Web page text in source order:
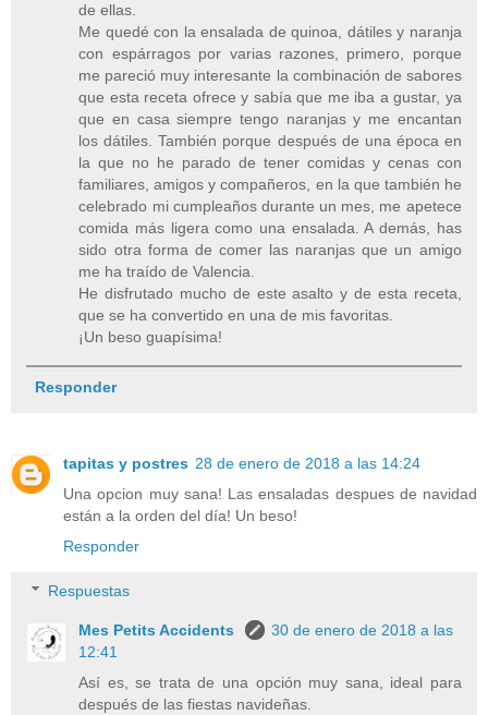
de ellas.
Me quedé con la ensalada de quinoa, dátiles y naranja
con espárragos por varias razones, primero, porque
me pareció muy interesante la combinación de sabores
que esta receta ofrece y sabía que me iba a gustar, ya
que en casa siempre tengo naranjas y me encantan
los dátiles. También porque después de una época en
la que no he parado de tener comidas y cenas con
familiares, amigos y compañeros, en la que también he
celebrado mi cumpleaños durante un mes, me apetece
comida más ligera como una ensalada. A demás, has
sido otra forma de comer las naranjas que un amigo
me ha traído de Valencia.
He disfrutado mucho de este asalto y de esta receta,
que se ha convertido en una de mis favoritas.
¡Un beso guapísima!
Responder
tapitas y postres 28 de enero de 2018 a las 14:24
Una opcion muy sana! Las ensaladas despues de navidad
están a la orden del día! Un beso!
Responder
Respuestas
Mes Petits Accidents
30 de enero de 2018 a las
12:41
Así es, se trata de una opción muy sana, ideal para
después de las fiestas navideñas.